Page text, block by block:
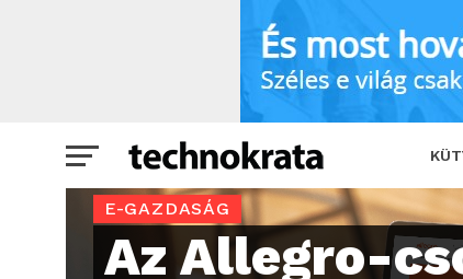
Az Allegro-csoport erős
E-GAZDASÁG
Az Allegro-